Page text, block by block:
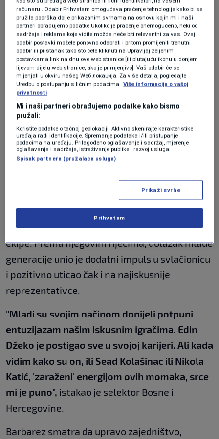
treba, da bude spreman za igru između druge i
treće utakmice",rekao je Barbarez.
Prema trenutnim procjenama, Tabaković
najvjerovatnije neće biti na raspolaganju za
prvi susret protiv Kanade, ali bi mogao
konkurisati za nastupe u narednim mečevima
grupne faze protiv Švicarske i Katara, što bi
predstavljalo značajno pojačanje za bh. tim u
završnici borbe za plasman dalje.
Osim pitanja vezanih za kadar, selektor je
posebno izdvojio atmosferu koja vlada unutar
ekipe. Prema njegovim riječima, dolazak mlađe
generacije unio je dodatni impuls u svlačionicu
i pozitivno uticao čak i na najiskusnije
reprezentativce.
"Mladi su svojim načinom donijeli potpuni
entuzijazam našim iskusnim igračima. Edin
Džeko je postigao sve u svojoj karijeri. Ali kada
vidim kako su on, ili Sead Kolašinac ili Nikola
Katić, 'zaraženi' energijom ovih momaka, srce
mi je puno", istakao je selektor Bosne i
Hercegovine.
Barbarez smatra da upravo zajedništvo,
računaru . Odabir Prihvatam omogućava praćenje tehnologije kako bi se
pružila podrška dolje prikazanim svrhama na osnovu kojih mi i naši
partneri obrađujemo podatke Ukoliko je praćenje onemogućeno, neki od
sadržaja i reklama koje vidite možda neće biti relevantni za vas. Ovaj
odabir postavki možete ponovno odabrati i pritom promijeniti trenutni
odabir ili pristanak tako što ćete kliknuti na Upravljaj željenim
postavkama link na dnu ove web stranice [ili plutajuću ikonu u donjem
lijevom dijelu web stranice, ako je primjenjivo]. Vaš odabir će se
mijenjati u okviru našeg Wеб локација. Za više detalja, pogledajte
Uredbu o postupanju s ličnim podacima. Više informacija o vašoj
privatnosti
Mi i naši partneri obrađujemo podatke kako bismo
pružali:
Koristite podatke o tačnoj geolokaciji. Aktivno skenirajte karakteristike
uređaja radi identifikacije. Spremanje podataka i/ili pristupanje
podacima na uređaju. Prilagođeno oglašavanje i sadržaj, mjerenje
oglašavanja i sadržaja, istraživanje publike i razvoj usluga.
Spisak partnera (pružalaca usluga)
Prikaži svrhe
Prihvatam